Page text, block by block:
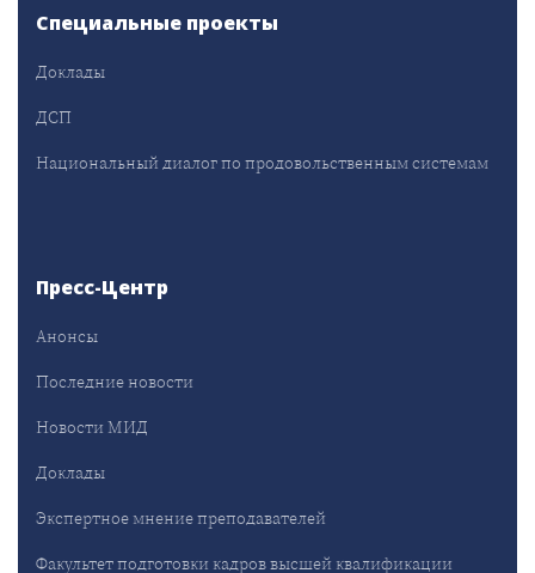
Специальные проекты
Доклады
ДСП
Национальный диалог по продовольственным системам
Пресс-Центр
Анонсы
Последние новости
Новости МИД
Доклады
Экспертное мнение преподавателей
Факультет подготовки кадров высшей квалификации